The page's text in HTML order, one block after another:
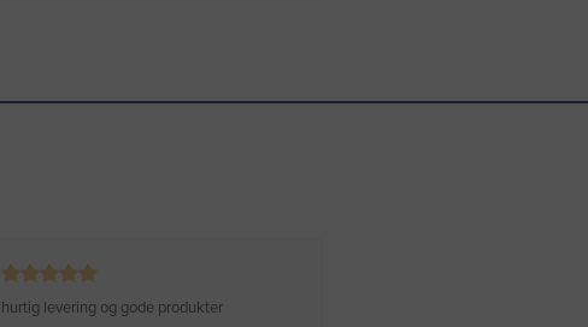
hurtig levering og gode produkter